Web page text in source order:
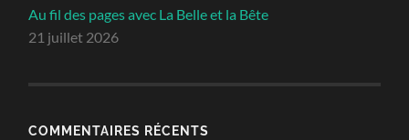
Au fil des pages avec La Belle et la Bête
21 juillet 2026
COMMENTAIRES RÉCENTS